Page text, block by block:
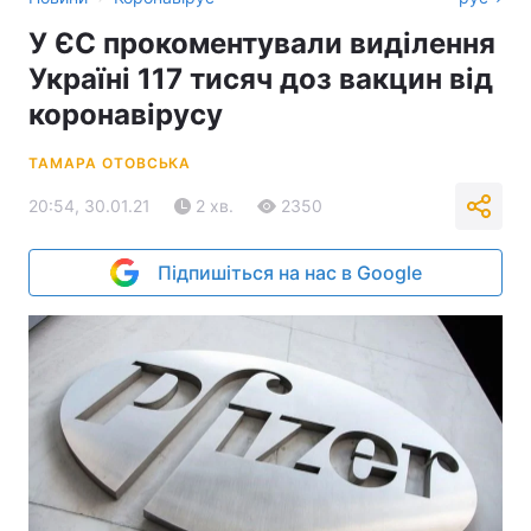
У ЄС прокоментували виділення
Україні 117 тисяч доз вакцин від
коронавірусу
ТАМАРА ОТОВСЬКА
20:54, 30.01.21 2 хв. 2350
Підпишіться на нас в Google